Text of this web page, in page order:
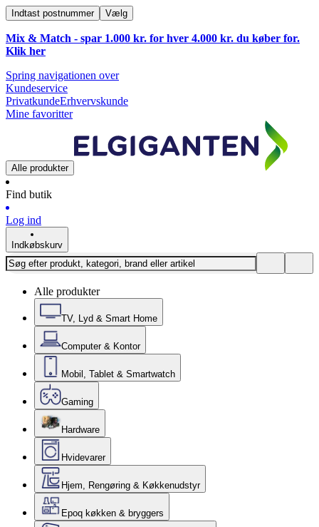
Indtast postnummer Vælg
Mix & Match - spar 1.000 kr. for hver 4.000 kr. du køber for.
Klik her
Spring navigationen over
Kundeservice
PrivatkundeErhvervskunde
Mine favoritter
Alle produkter
Find butik
Log ind
Indkøbskurv
Alle produkter
TV, Lyd & Smart Home
Computer & Kontor
Mobil, Tablet & Smartwatch
Gaming
Hardware
Hvidevarer
Hjem, Rengøring & Køkkenudstyr
Epoq køkken & bryggers